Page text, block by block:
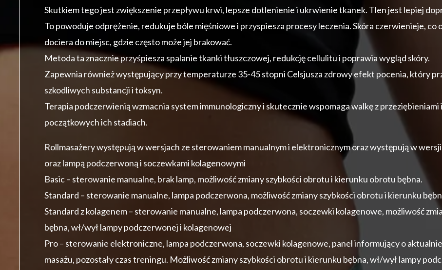
Skutkiem tego jest zwiększenie przepływu krwi, lepsze dotlenienie i ukrwienie tkanek. Tlen jest lepiej
To powoduje odprężenie, redukuje bóle mięśniowe i przyspiesza procesy leczenia. Skóra czerwienieje, co
dociera do miejsc, gdzie często może jej brakować.
Metoda ta znacznie przyśpiesza spalanie tkanki tłuszczowej, redukcję cellulitu i poprawia wygląd skóry.
Zapewnia również występujący przy temperaturze 35-45 stopni Celsjusza zdrowy efekt pocenia, który
szkodliwych substancji i toksyn.
Terapia podczerwienią wzmacnia system immunologiczny i skutecznie wspomaga walkę z
początkowych ich stadiach.
Rollmasażery występują w wersjach ze sterowaniem manualnym i elektronicznym oraz występują w
oraz lampą podczerwoną i soczewkami kolagenowymi
Basic – sterowanie manualne, brak lamp, możliwość zmiany szybkości obrotu i kierunku obrotu bębna.
Standard – sterowanie manualne, lampa podczerwona, możliwość zmiany szybkości obrotu i kierunku
Standard z kolagenem – sterowanie manualne, lampa podczerwona, soczewki kolagenowe, możliwość
bębna, wł/wył lampy podczerwonej i kolagenowej
Pro – sterowanie elektroniczne, lampa podczerwona, soczewki kolagenowe, panel informujący o
masażu, pozostały czas treningu. Możliwość zmiany szybkości obrotu i kierunku bębna, wł/wył lampy